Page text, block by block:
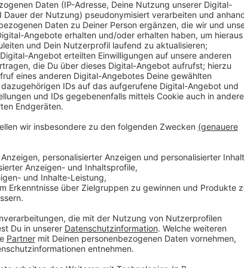
Vor allem kleinere Seen und Teiche leiden unter den
kippen. Um das zu verhindern, sollen jetzt
etwa am Clossenwoy bei Xanten. Die schwimmenden
Wasser vom Grund nach oben, wo es mit dem
Projekt wird mit bis zu 233.000 Euro von der Stiftung
erstmal bis 2028.
Anzeige
Verfahren wird auch wissenschaftlich begleitet
Anzeige
Die Umwälzanlagen werden landesweit in vier Gewässern
wissenschaftlich begleitet, die Ergebnisse sollen künftig
oder Teiche genutzt werden. In NRW sind schon einige